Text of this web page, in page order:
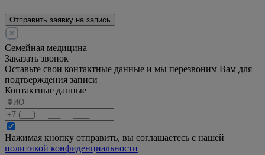
Отправить заявку на запись
Семейная медицина
Заказать звонок
Оставьте свои контактные данные и мы перезвоним Вам для
подтверждения записи
Контактные данные
Нажимая кнопку отправить, вы соглашаетесь с нашей
политикой конфиденциальности